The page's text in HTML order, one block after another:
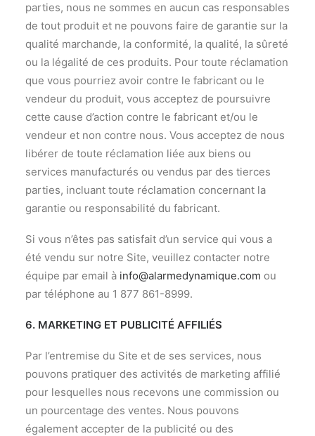
parties, nous ne sommes en aucun cas responsables
de tout produit et ne pouvons faire de garantie sur la
qualité marchande, la conformité, la qualité, la sûreté
ou la légalité de ces produits. Pour toute réclamation
que vous pourriez avoir contre le fabricant ou le
vendeur du produit, vous acceptez de poursuivre
cette cause d’action contre le fabricant et/ou le
vendeur et non contre nous. Vous acceptez de nous
libérer de toute réclamation liée aux biens ou
services manufacturés ou vendus par des tierces
parties, incluant toute réclamation concernant la
garantie ou responsabilité du fabricant.
Si vous n’êtes pas satisfait d’un service qui vous a
été vendu sur notre Site, veuillez contacter notre
équipe par email à info@alarmedynamique.com ou
par téléphone au 1 877 861-8999.
6. MARKETING ET PUBLICITÉ AFFILIÉS
Par l’entremise du Site et de ses services, nous
pouvons pratiquer des activités de marketing affilié
pour lesquelles nous recevons une commission ou
un pourcentage des ventes. Nous pouvons
également accepter de la publicité ou des